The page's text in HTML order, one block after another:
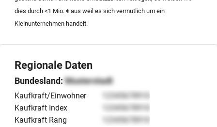
dies durch <1 Mio. € aus weil es sich vermutlich um ein
Kleinunternehmen handelt.
Regionale Daten
Bundesland: Musterstadt
Kaufkraft/Einwohner
12345678910
Kaufkraft Index
12345678910
Kaufkraft Rang
12345678910